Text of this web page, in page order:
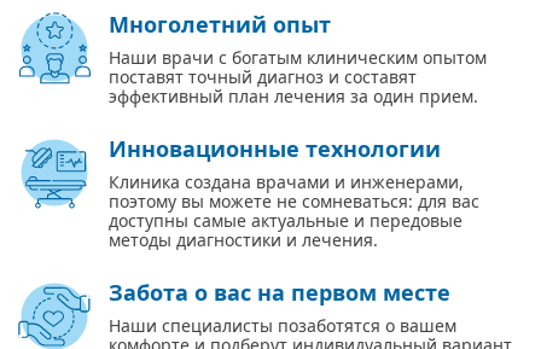
Многолетний опыт
Наши врачи с богатым клиническим опытом
поставят точный диагноз и составят
эффективный план лечения за один прием.
Инновационные технологии
Клиника создана врачами и инженерами,
поэтому вы можете не сомневаться: для вас
доступны самые актуальные и передовые
методы диагностики и лечения.
Забота о вас на первом месте
Наши специалисты позаботятся о вашем